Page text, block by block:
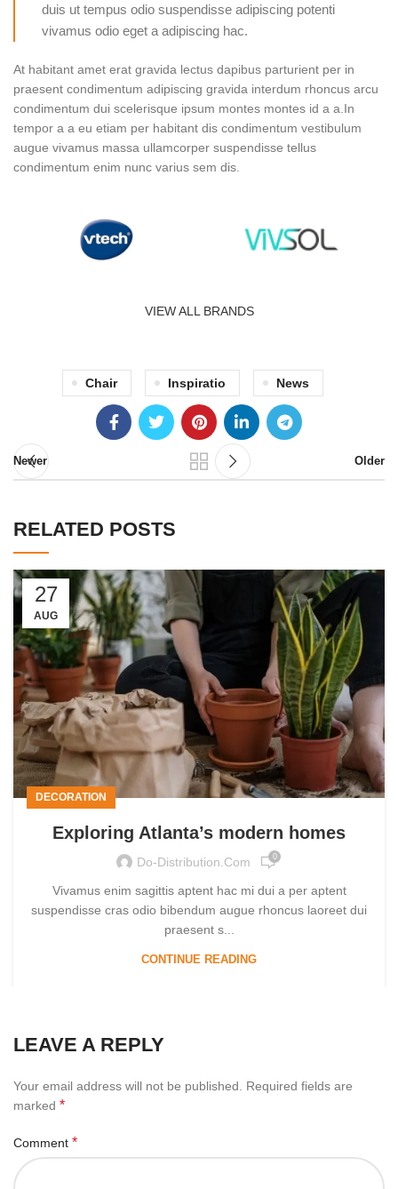
duis ut tempus odio suspendisse adipiscing potenti
vivamus odio eget a adipiscing hac.
At habitant amet erat gravida lectus dapibus parturient per in
praesent condimentum adipiscing gravida interdum rhoncus arcu
condimentum dui scelerisque ipsum montes montes id a a.In
tempor a a eu etiam per habitant dis condimentum vestibulum
augue vivamus massa ullamcorper suspendisse tellus
condimentum enim nunc varius sem dis.
VIEW ALL BRANDS
Chair Inspiratio News
Newer Older
RELATED POSTS
27
AUG
DECORATION
Exploring Atlanta’s modern homes
Do-Distribution.com 0
Vivamus enim sagittis aptent hac mi dui a per aptent
suspendisse cras odio bibendum augue rhoncus laoreet dui
praesent s...
CONTINUE READING
LEAVE A REPLY
Your email address will not be published.
Required fields are
marked *
Comment *